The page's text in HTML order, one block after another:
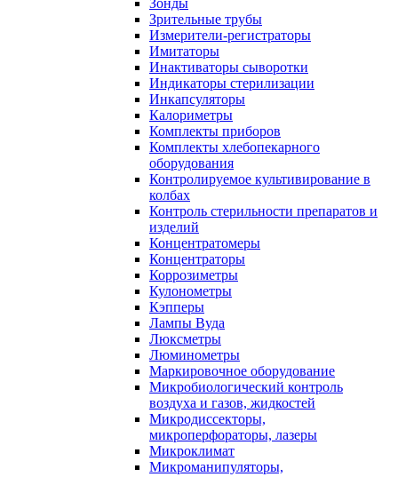
Зонды
Зрительные трубы
Измерители-регистраторы
Имитаторы
Инактиваторы сыворотки
Индикаторы стерилизации
Инкапсуляторы
Калориметры
Комплекты приборов
Комплекты хлебопекарного
оборудования
Контролируемое культивирование в
колбах
Контроль стерильности препаратов и
изделий
Концентратомеры
Концентраторы
Коррозиметры
Кулонометры
Кэпперы
Лампы Вуда
Люксметры
Люминометры
Маркировочное оборудование
Микробиологический контроль
воздуха и газов, жидкостей
Микродиссекторы,
микроперфораторы, лазеры
Микроклимат
Микроманипуляторы,